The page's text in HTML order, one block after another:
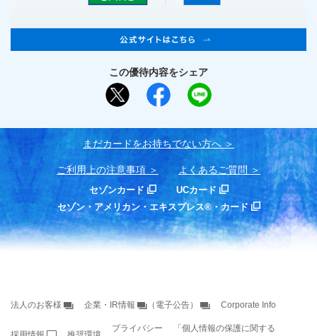
この優待内容をシェア
まだカードをお持ちでない⽅へ
ご利用上の注意事項 よくあるご質問
セゾンカード
UCカード
セゾン・アメリカン・エキスプレス®・カード
法人のお客様 企業・IR情報 （電子公告） Corporate Info
プライバシー
「個人情報の保護に関する